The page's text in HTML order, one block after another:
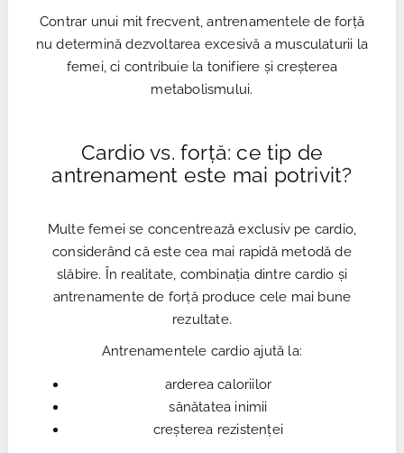
Contrar unui mit frecvent, antrenamentele de forță
nu determină dezvoltarea excesivă a musculaturii la
femei, ci contribuie la tonifiere și creșterea
metabolismului.
Cardio vs. forță: ce tip de
antrenament este mai potrivit?
Multe femei se concentrează exclusiv pe cardio,
considerând că este cea mai rapidă metodă de
slăbire. În realitate, combinația dintre cardio și
antrenamente de forță produce cele mai bune
rezultate.
Antrenamentele cardio ajută la:
arderea caloriilor
sănătatea inimii
creșterea rezistenței